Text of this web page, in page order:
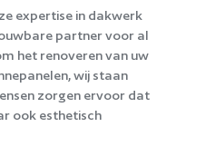
expertise in dakwerk
partner voor al
het renoveren van uw
wij staan
zorgen ervoor dat
ook esthetisch